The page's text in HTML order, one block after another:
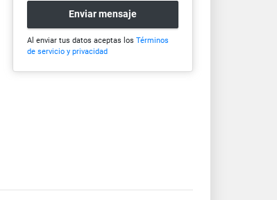
Enviar mensaje
Al enviar tus datos aceptas los Términos
de servicio y privacidad